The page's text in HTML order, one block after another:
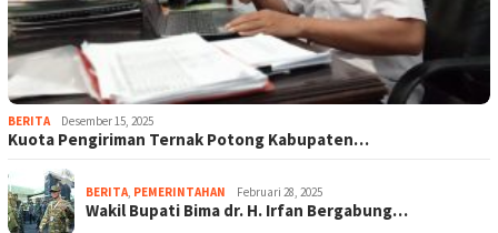
BERITA Desember 15, 2025
Kuota Pengiriman Ternak Potong Kabupaten…
BERITA PEMERINTAHAN Februari 28, 2025
Wakil Bupati Bima dr. H. Irfan Bergabung…